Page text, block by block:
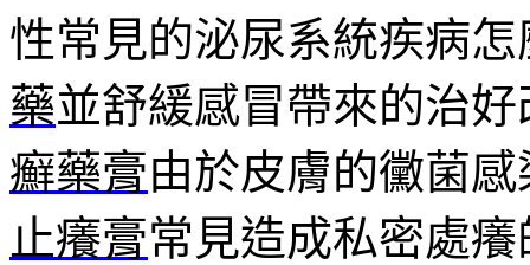
性常見的泌尿系統疾病
藥並舒緩感冒帶來的治
癬藥膏由於皮膚的黴菌
止癢膏常見造成私密處